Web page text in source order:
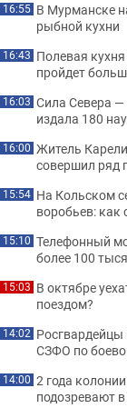
16:55 В Мурманске
рыбной кухни
16:43 Полевая
пройдет
16:03 Сила Севера —
издала 180
16:00 Житель
совершил ряд
15:54 На Кольском
воробьев: как
15:10 Телефонный
более 100
15:03 В октябре
поездом?
14:02 Росгвардейцы
СЗФО по
14:00 2 года
подозревают